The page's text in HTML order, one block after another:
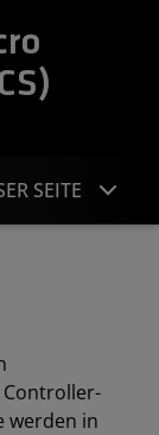
SEITE
werden in